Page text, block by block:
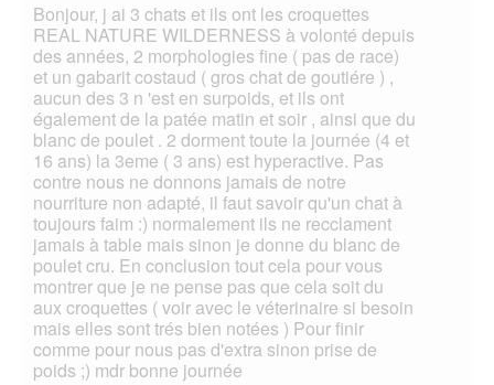
Bonjour, j ai 3 chats et ils ont les croquettes
REAL NATURE WILDERNESS à volonté depuis
des années, 2 morphologies fine ( pas de race)
et un gabarit costaud ( gros chat de goutiére ) ,
aucun des 3 n 'est en surpoids, et ils ont
également de la patée matin et soir , ainsi que du
blanc de poulet . 2 dorment toute la journée (4 et
16 ans) la 3eme ( 3 ans) est hyperactive. Pas
contre nous ne donnons jamais de notre
nourriture non adapté, il faut savoir qu'un chat à
toujours faim :) normalement ils ne recclament
jamais à table mais sinon je donne du blanc de
poulet cru. En conclusion tout cela pour vous
montrer que je ne pense pas que cela soit du
aux croquettes ( voir avec le véterinaire si besoin
mais elles sont trés bien notées ) Pour finir
comme pour nous pas d'extra sinon prise de
poids ;) mdr bonne journée